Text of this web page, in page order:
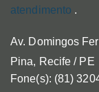
atendimento .
Av. Domingos
Pina, Recife / PE
Fone(s): (81)